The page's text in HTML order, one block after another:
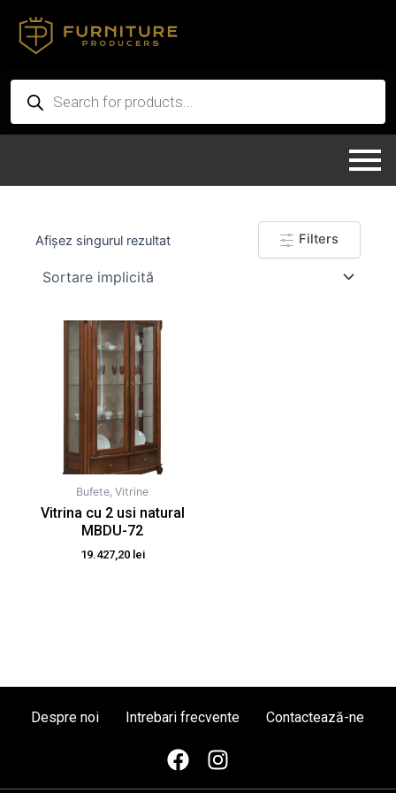
content
Products
search
Filters
Afișez singurul rezultat
Bufete, Vitrine
Vitrina cu 2 usi natural
MBDU-72
19.427,20 lei
Despre noi Intrebari frecvente Contactează-ne
F
I